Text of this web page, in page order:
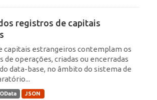
registros de capitais
capitais estrangeiros contemplam os
de operações, criadas ou encerradas
data-base, no âmbito do sistema de
OData JSON